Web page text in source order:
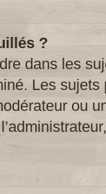
?
dans les
Les
ou